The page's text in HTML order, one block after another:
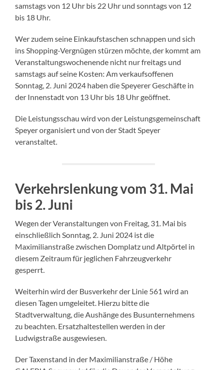
samstags von 12 Uhr bis 22 Uhr und sonntags von 12
bis 18 Uhr.
Wer zudem seine Einkaufstaschen schnappen und sich
ins Shopping-Vergnügen stürzen möchte, der kommt am
Veranstaltungswochenende nicht nur freitags und
samstags auf seine Kosten: Am verkaufsoffenen
Sonntag, 2. Juni 2024 haben die Speyerer Geschäfte in
der Innenstadt von 13 Uhr bis 18 Uhr geöffnet.
Die Leistungsschau wird von der Leistungsgemeinschaft
Speyer organisiert und von der Stadt Speyer
veranstaltet.
Verkehrslenkung vom 31. Mai
bis 2. Juni
Wegen der Veranstaltungen von Freitag, 31. Mai bis
einschließlich Sonntag, 2. Juni 2024 ist die
Maximilianstraße zwischen Domplatz und Altpörtel in
diesem Zeitraum für jeglichen Fahrzeugverkehr
gesperrt.
Weiterhin wird der Busverkehr der Linie 561 wird an
diesen Tagen umgeleitet. Hierzu bitte die
Stadtverwaltung, die Aushänge des Busunternehmens
zu beachten. Ersatzhaltestellen werden in der
Ludwigstraße ausgewiesen.
Der Taxenstand in der Maximilianstraße / Höhe